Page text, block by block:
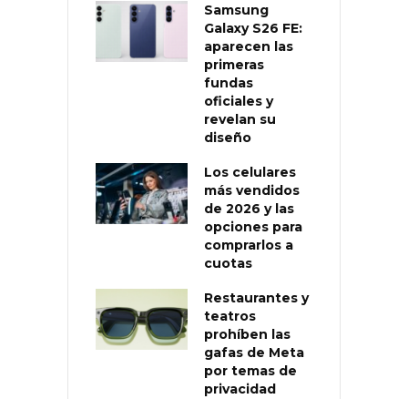
Samsung
Galaxy S26 FE:
aparecen las
primeras
fundas
oficiales y
revelan su
diseño
Los celulares
más vendidos
de 2026 y las
opciones para
comprarlos a
cuotas
Restaurantes y
teatros
prohíben las
gafas de Meta
por temas de
privacidad